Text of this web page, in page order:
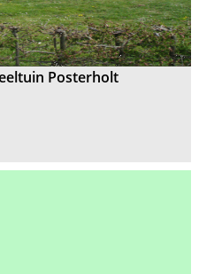
Posterholt